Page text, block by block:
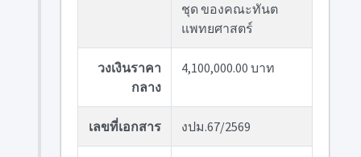
ชุด ของคณะทันต
แพทยศาสตร์
วงเงินราคา
กลาง
4,100,000.00 บาท
เลขที่เอกสาร งปม.67/2569